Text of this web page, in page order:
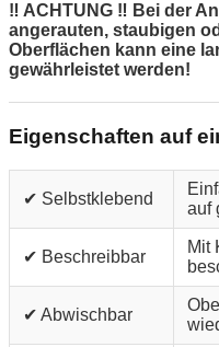
‼ ACHTUNG ‼ Bei der
angerauten, staubigen
Oberflächen kann eine
gewährleistet werden!
Eigenschaften auf
✔ Selbstklebend
auf
✔ Beschreibbar
Mit
✔ Abwischbar